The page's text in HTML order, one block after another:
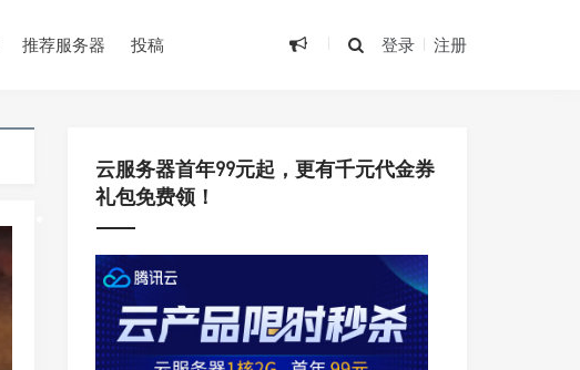
推荐服务器 投稿 登录 注册
云服务器首年99元起，更有千元代金券
礼包免费领！
•
•